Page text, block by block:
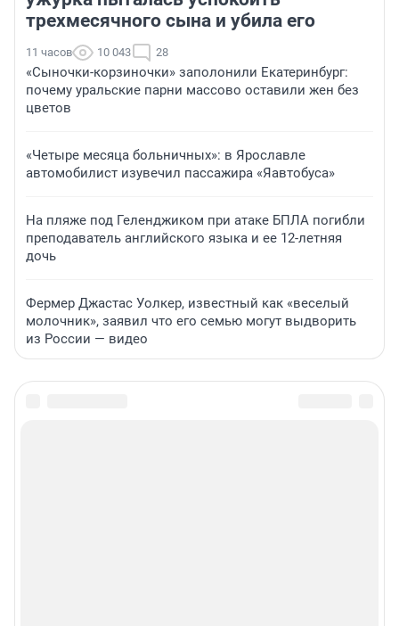
трехмесячного сына и убила его
11 часов 10 043 28
«Сыночки-корзиночки» заполонили Екатеринбург:
почему уральские парни массово оставили жен без
цветов
«Четыре месяца больничных»: в Ярославле
автомобилист изувечил пассажира «Яавтобуса»
На пляже под Геленджиком при атаке БПЛА погибли
преподаватель английского языка и ее 12-летняя
дочь
Фермер Джастас Уолкер, известный как «веселый
молочник», заявил что его семью могут выдворить
из России — видео